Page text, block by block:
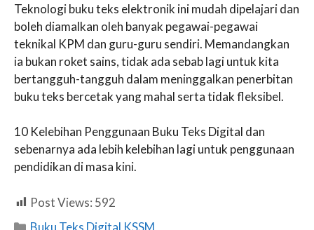
Teknologi buku teks elektronik ini mudah dipelajari dan
boleh diamalkan oleh banyak pegawai-pegawai
teknikal KPM dan guru-guru sendiri. Memandangkan
ia bukan roket sains, tidak ada sebab lagi untuk kita
bertangguh-tangguh dalam meninggalkan penerbitan
buku teks bercetak yang mahal serta tidak fleksibel.
10 Kelebihan Penggunaan Buku Teks Digital dan
sebenarnya ada lebih kelebihan lagi untuk penggunaan
pendidikan di masa kini.
Post Views: 592
Categories
Buku Teks Digital KSSM